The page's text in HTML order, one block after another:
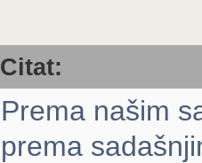
Citat:
Prema našim
prema